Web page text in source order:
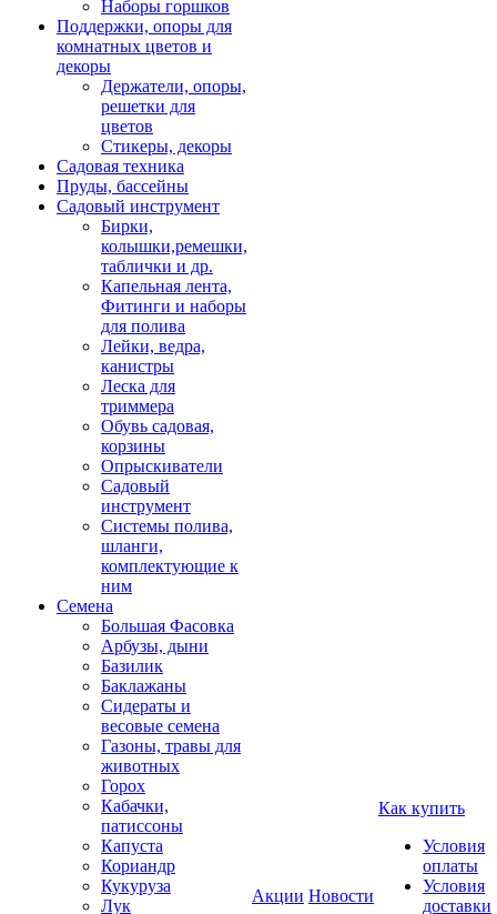
Наборы горшков
Поддержки, опоры для
комнатных цветов и
декоры
Держатели, опоры,
решетки для
цветов
Стикеры, декоры
Садовая техника
Пруды, бассейны
Садовый инструмент
Бирки,
колышки,ремешки,
таблички и др.
Капельная лента,
Фитинги и наборы
для полива
Лейки, ведра,
канистры
Леска для
триммера
Обувь садовая,
корзины
Опрыскиватели
Садовый
инструмент
Системы полива,
шланги,
комплектующие к
ним
Семена
Большая Фасовка
Арбузы, дыни
Базилик
Баклажаны
Сидераты и
весовые семена
Газоны, травы для
животных
Горох
Кабачки,
патиссоны
Капуста
Кориандр
Кукуруза
Лук
Акции Новости
Как купить
Условия
оплаты
Условия
доставки